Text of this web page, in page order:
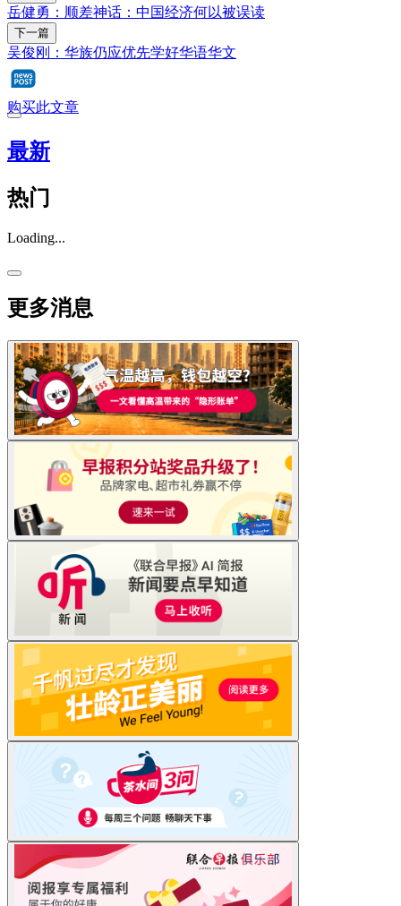
岳健勇：顺差神话：中国经济何以被误读
下一篇
吴俊刚：华族仍应优先学好华语华文
购买此文章
最新
热门
Loading...
更多消息